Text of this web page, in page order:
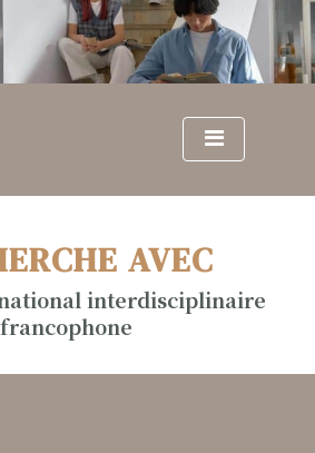
AVEC
interdisciplinaire
francophone